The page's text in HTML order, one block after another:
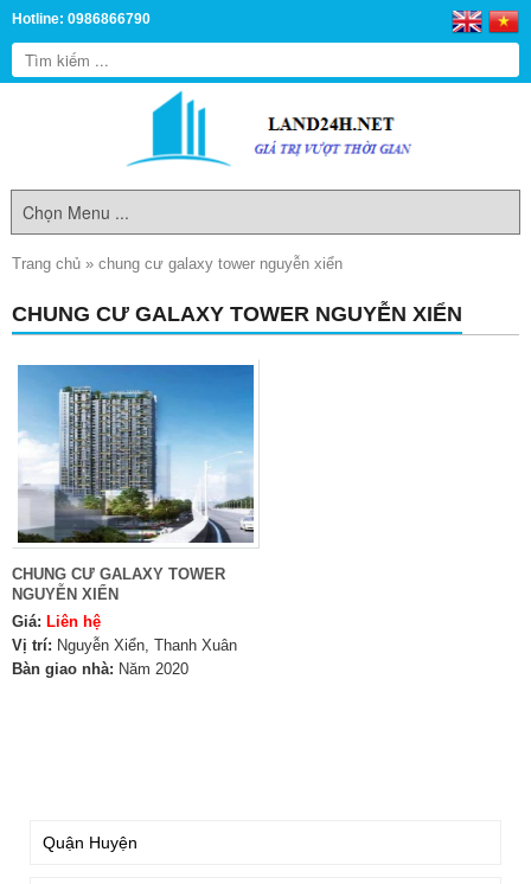
Hotline: 0986866790
Trang chủ » chung cư galaxy tower nguyễn xiển
CHUNG CƯ GALAXY TOWER NGUYỄN XIỂN
CHUNG CƯ GALAXY TOWER
NGUYỄN XIỂN
Giá: Liên hệ
Vị trí: Nguyễn Xiển, Thanh Xuân
Bàn giao nhà: Năm 2020